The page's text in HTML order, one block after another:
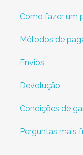
Como fazer um
Métodos de
Envios
Devolução
Condições de
Perguntas mais